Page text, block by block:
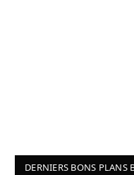
DERNIERS BONS PLANS